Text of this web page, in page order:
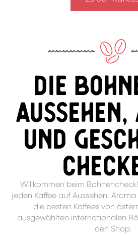
Die
und
Willkommen beim
jeden Kaffee auf Aussehen,
die besten Kaffees von
ausgewählten internationalen
den Shop.